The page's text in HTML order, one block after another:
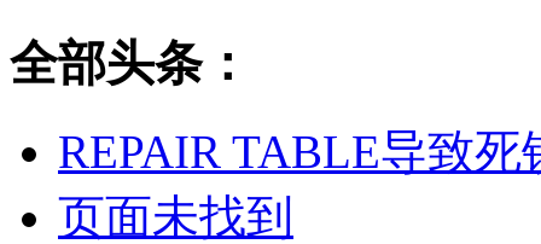
全部头条：
REPAIR TABLE导致死
页面未找到